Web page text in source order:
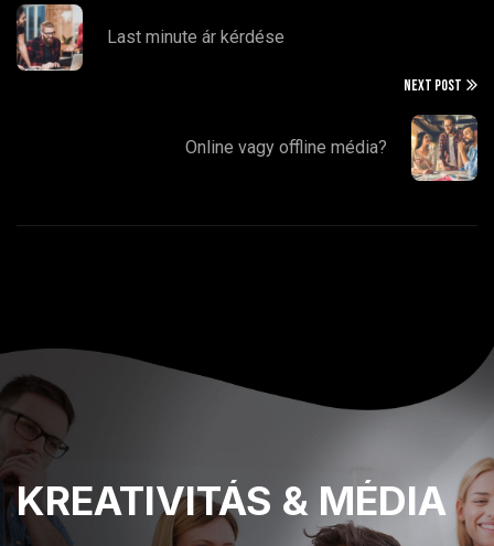
Last minute ár kérdése
NEXT POST
Online vagy offline média?
KREATIVITÁS & MÉDIA